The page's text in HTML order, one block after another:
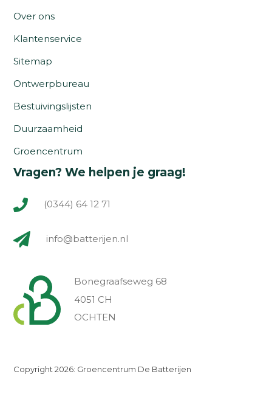
Over ons
Klantenservice
Sitemap
Ontwerpbureau
Bestuivingslijsten
Duurzaamheid
Groencentrum
Vragen? We helpen je graag!
(0344) 64 12 71
info@batterijen.nl
Bonegraafseweg 68
4051 CH
OCHTEN
Copyright 2026: Groencentrum De Batterijen